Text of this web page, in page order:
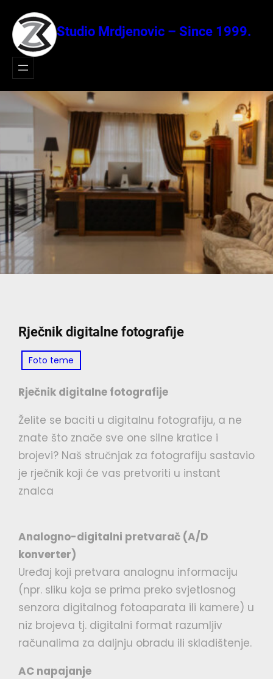
na
sadržaj
Studio Mrdjenovic – Since 1999.
Rječnik digitalne fotografije
Foto teme
Rječnik digitalne fotografije
Želite se baciti u digitalnu fotografiju, a ne
znate što znače sve one silne kratice i
brojevi? Naš stručnjak za fotografiju sastavio
je rječnik koji će vas pretvoriti u instant
znalca
Analogno-digitalni pretvarač (A/D
konverter)
Uređaj koji pretvara analognu informaciju
(npr. sliku koja se prima preko svjetlosnog
senzora digitalnog fotoaparata ili kamere) u
niz brojeva tj. digitalni format razumljiv
računalima za daljnju obradu ili skladištenje.
AC napajanje